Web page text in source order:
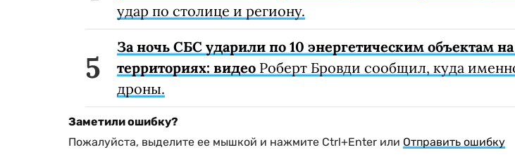
удар по столице и региону.
За ночь СБС ударили по 10 энергетическим объектам
территориях: видео Роберт Бровди сообщил, куда
дроны.
Заметили ошибку?
Пожалуйста, выделите ее мышкой и нажмите Ctrl+Enter или Отправить ошибку